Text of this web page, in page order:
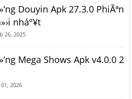
Douyin Apk 27.3.0 PhiÃªn
nháº¥t
26, 2025
Mega Shows Apk v4.0.0 2
2026